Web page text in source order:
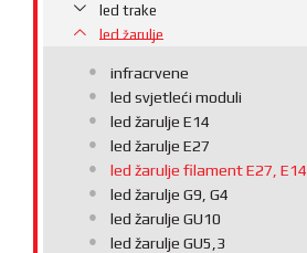
led trake
led žarulje
infracrvene
led svjetleći moduli
led žarulje E14
led žarulje E27
led žarulje filament E27, E14
led žarulje G9, G4
led žarulje GU10
led žarulje GU5,3